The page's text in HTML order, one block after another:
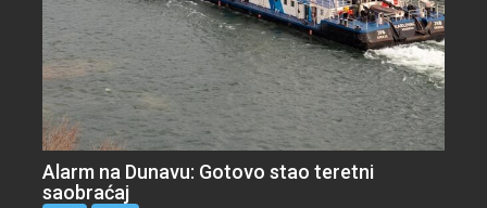
Alarm na Dunavu: Gotovo stao teretni
saobraćaj